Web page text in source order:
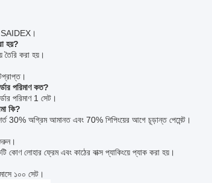
SAIDEX।
হয়?
তৈরি করা হয়।
পরিমাণ কত?
পরিমাণ 1 সেট।
কি?
30% অগ্রিম আমানত এবং 70% শিপিংয়ের আগে চূড়ান্ত পেমেন্ট।
কোণ লোহার ফ্রেম এবং কাঠের বাক্স প্যাকিংয়ে প্যাক করা হয়।
১০০ সেট।